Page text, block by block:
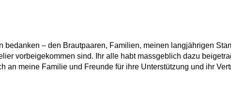
bedanken – den Brautpaaren, Familien, meinen langjährigen
vorbeigekommen sind. Ihr alle habt massgeblich dazu
an meine Familie und Freunde für ihre Unterstützung und ihr